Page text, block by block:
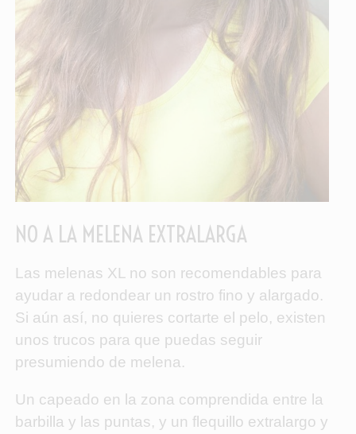
NO A LA MELENA EXTRALARGA
Las melenas XL no son recomendables para
ayudar a redondear un rostro fino y alargado.
Si aún así, no quieres cortarte el pelo, existen
unos trucos para que puedas seguir
presumiendo de melena.
Un capeado en la zona comprendida entre la
barbilla y las puntas, y un flequillo extralargo y